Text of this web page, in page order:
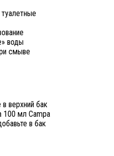
воды
смыве
в верхний бак
100 мл Campa
в бак